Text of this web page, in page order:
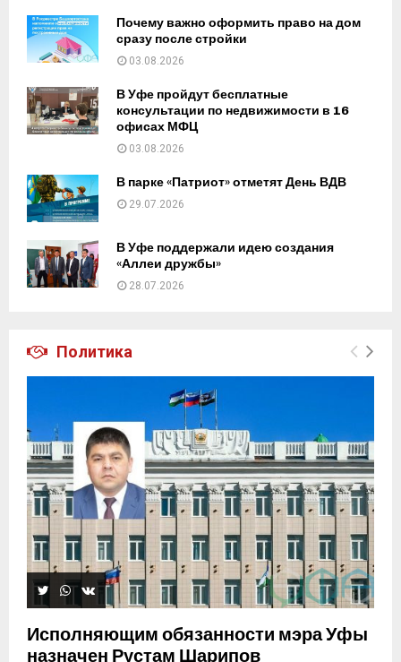
Почему важно оформить право на дом
сразу после стройки
03.08.2026
В Уфе пройдут бесплатные
консультации по недвижимости в 16
офисах МФЦ
03.08.2026
В парке «Патриот» отметят День ВДВ
29.07.2026
В Уфе поддержали идею создания
«Аллеи дружбы»
28.07.2026
Политика
Исполняющим обязанности мэра Уфы
назначен Рустам Шарипов